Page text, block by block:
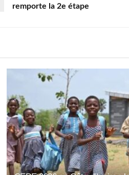
remporte la 2e étape